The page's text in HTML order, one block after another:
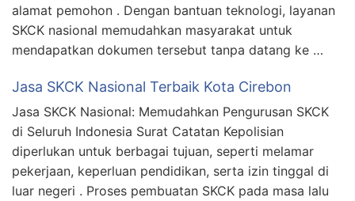
alamat pemohon . Dengan bantuan teknologi, layanan
SKCK nasional memudahkan masyarakat untuk
mendapatkan dokumen tersebut tanpa datang ke …
Jasa SKCK Nasional Terbaik Kota Cirebon
Jasa SKCK Nasional: Memudahkan Pengurusan SKCK
di Seluruh Indonesia Surat Catatan Kepolisian
diperlukan untuk berbagai tujuan, seperti melamar
pekerjaan, keperluan pendidikan, serta izin tinggal di
luar negeri . Proses pembuatan SKCK pada masa lalu